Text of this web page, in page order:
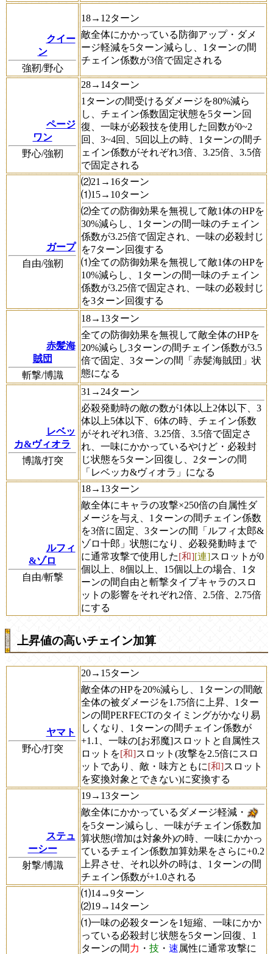
クイー
ン
強靭/野心
18→12ターン
敵全体にかかっている防御アップ・ダメ
ージ軽減を5ターン減らし、1ターンの間
チェイン係数が3倍で固定される
ページ
ワン
野心/強靭
28→14ターン
1ターンの間受けるダメージを80%減ら
し、チェイン係数固定状態を5ターン回
復、一味が必殺技を使用した回数が0~2
回、3~4回、5回以上の時、1ターンの間チ
ェイン係数がそれぞれ3倍、3.25倍、3.5倍
で固定される
ガープ
自由/強靭
⑵21→16ターン
⑴15→10ターン
⑵全ての防御効果を無視して敵1体のHPを
30%減らし、1ターンの間一味のチェイン
係数が3.25倍で固定され、一味の必殺封じ
を7ターン回復する
⑴全ての防御効果を無視して敵1体のHPを
10%減らし、1ターンの間一味のチェイン
係数が3.25倍で固定され、一味の必殺封じ
を3ターン回復する
赤髪海
賊団
斬撃/博識
18→13ターン
全ての防御効果を無視して敵全体のHPを
20%減らし3ターンの間チェイン係数が3.5
倍で固定、3ターンの間「赤髪海賊団」状
態になる
レベッ
カ&ヴィオラ
博識/打突
31→24ターン
必殺発動時の敵の数が1体以上2体以下、3
体以上5体以下、6体の時、チェイン係数
がそれぞれ3倍、3.25倍、3.5倍で固定さ
れ、一味にかかっているやけど・必殺封
じ状態を5ターン回復し、2ターンの間
「レベッカ&ヴィオラ」になる
ルフィ
&ゾロ
自由/斬撃
18→13ターン
敵全体にキャラの攻撃×250倍の自属性ダ
メージを与え、1ターンの間チェイン係数
を3倍に固定、3ターンの間「ルフィ太郎&
ゾロ十郎」状態になり、必殺発動時まで
に通常攻撃で使用した [和] [連]スロットが0
個以上、8個以上、15個以上の場合、1タ
ーンの間自由と斬撃タイプキャラのスロ
ットの影響をそれぞれ2倍、2.5倍、2.75倍
にする
上昇値の高いチェイン加算
ヤマト
野心/打突
20→15ターン
敵全体のHPを20%減らし、1ターンの間敵
全体の被ダメージを1.75倍に上昇、1ター
ンの間PERFECTのタイミングがかなり易
しくなり、1ターンの間チェイン係数が
+1.1、一味の[お邪魔]スロットと自属性ス
ロットを[和]スロット(攻撃を2.5倍にスロ
ットであり、敵・味方ともに[和]スロット
を変換対象とできない)に変換する
ステュ
ーシー
射撃/博識
19→13ターン
敵全体にかかっているダメージ軽減・
を5ターン減らし、一味がチェイン係数加
算状態(増加は対象外)の時、一味にかかっ
ているチェイン係数加算効果をさらに+0.2
上昇させ、それ以外の時は、1ターンの間
チェイン係数が+1.0される
⑴14→9ターン
⑵19→14ターン
⑴一味の必殺ターンを1短縮、一味にかか
っている必殺封じ状態を5ターン回復、1
ターンの間力 ・ 技 ・ 速属性に通常攻撃に